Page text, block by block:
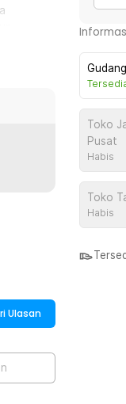
Ulasan
Toko
Pusat
Habis
Toko
Habis